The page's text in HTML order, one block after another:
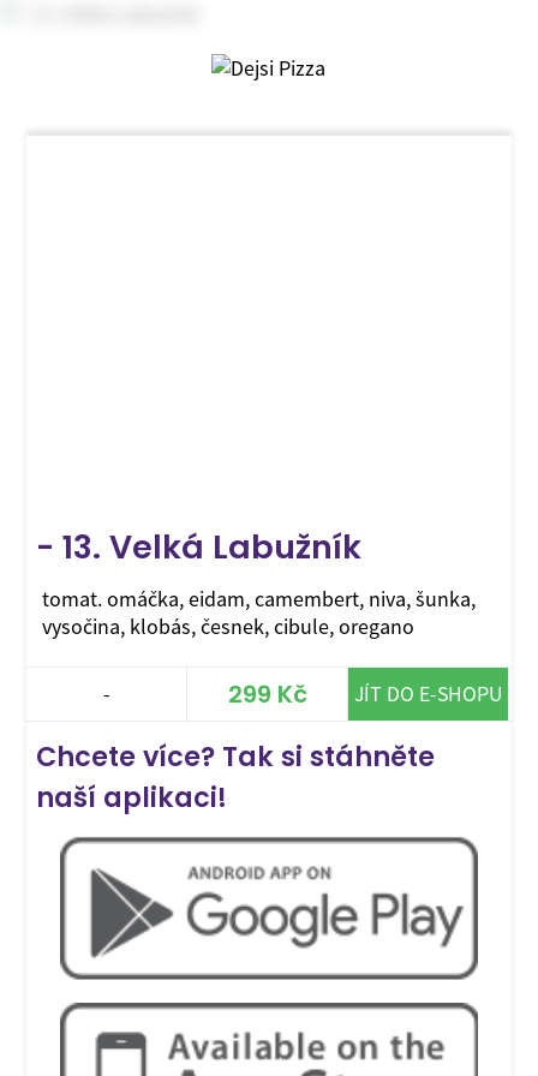
- 13. Velká Labužník
tomat. omáčka, eidam, camembert, niva, šunka,
vysočina, klobás, česnek, cibule, oregano
- 299 Kč JÍT DO E-SHOPU
Chcete více? Tak si stáhněte
naší aplikaci!